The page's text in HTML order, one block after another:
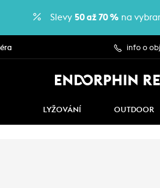
Slevy 50 až 70 % na
info o
LYŽOVÁNÍ OUTDOOR